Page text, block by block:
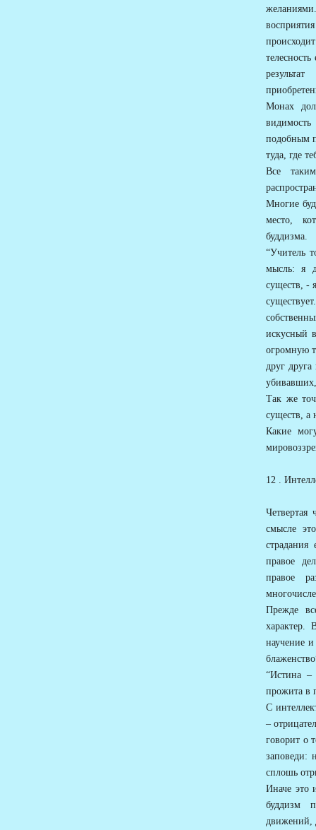
Монах
подобным
туда, где
Все
Многие
место,
буддизма.
“Учитель
мысль: я
существ, -
искусный
огромную
друг
Так же
существ, а
Какие
12 .
Четвертая
смысле
правое
правое
Прежде
характер.
научение и
“Истина –
прожита в
С
–
говорит о
заповеди:
сплошь
Иначе это
буддизм
движений,